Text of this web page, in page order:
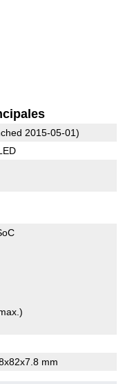
2015-05-01)
mm